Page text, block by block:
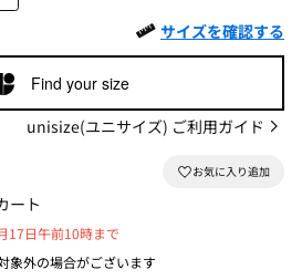
サイズを確認する
Find your size
unisize(ユニサイズ) ご利用ガイド
ート
17日午前10時まで
象外の場合がございます